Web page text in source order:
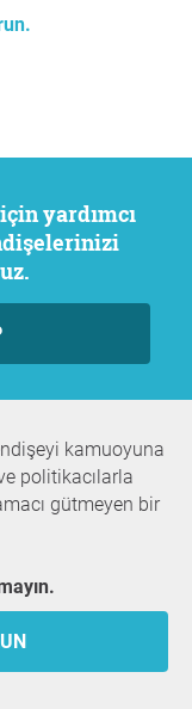
kamuoyuna
politikacılarla
gütmeyen bir